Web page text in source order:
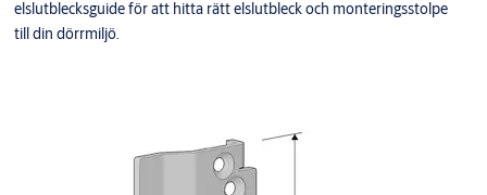
elslutblecksguide för att hitta rätt elslutbleck och monteringsstolpe
till din dörrmiljö.